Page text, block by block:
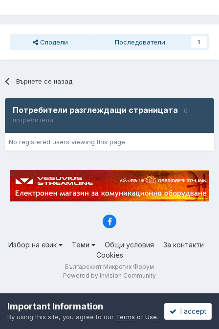
Сподели Последователи 1
Върнете се назад
Потребители разглеждащи страницата
0
потребители
No registered users viewing this page.
Избор на език Теми Общи условия
За контакти
Cookies
Българският Микротик Форум
Powered by Invision Community
Important Information
By using this site, you agree to our Terms of Use.
I accept